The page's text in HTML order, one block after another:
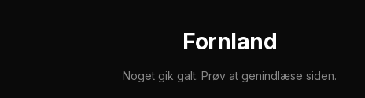
Fornland
Noget gik galt. Prøv at genindlæse siden.